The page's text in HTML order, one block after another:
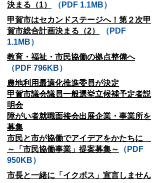
決まる（1）
（PDF 1.1MB）
甲賀市はセカンドステージへ！第２次甲
賀市総合計画決まる（2）
（PDF
1.1MB）
教育・福祉・市民協働の拠点整備へ
（PDF 796KB）
農地利用最適化推進委員が決定
甲賀市議会議員一般選挙立候補予定者説
明会
障がい者就職面接会出展企業・事業所を
募集
市民と市が協働でアイデアをかたちに
～「市民協働事業」提案募集～
（PDF
950KB）
市長と一緒に「イクボス」宣言しません